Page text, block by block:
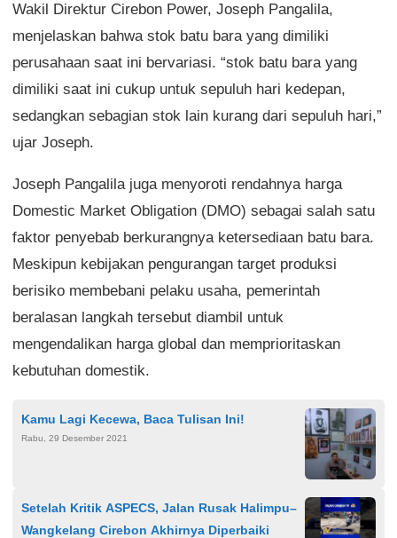
Wakil Direktur Cirebon Power, Joseph Pangalila,
menjelaskan bahwa stok batu bara yang dimiliki
perusahaan saat ini bervariasi. “stok batu bara yang
dimiliki saat ini cukup untuk sepuluh hari kedepan,
sedangkan sebagian stok lain kurang dari sepuluh hari,”
ujar Joseph.
Joseph Pangalila juga menyoroti rendahnya harga
Domestic Market Obligation (DMO) sebagai salah satu
faktor penyebab berkurangnya ketersediaan batu bara.
Meskipun kebijakan pengurangan target produksi
berisiko membebani pelaku usaha, pemerintah
beralasan langkah tersebut diambil untuk
mengendalikan harga global dan memprioritaskan
kebutuhan domestik.
Kamu Lagi Kecewa, Baca Tulisan Ini!
Rabu, 29 Desember 2021
Setelah Kritik ASPECS, Jalan Rusak Halimpu–
Wangkelang Cirebon Akhirnya Diperbaiki